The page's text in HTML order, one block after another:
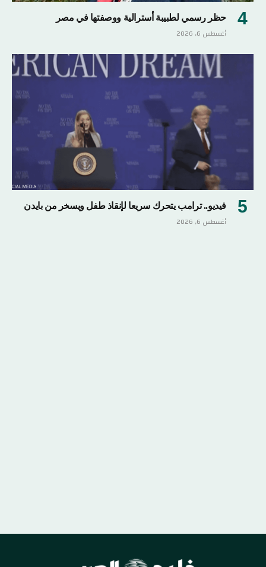
حظر رسمي لطبيبة أسترالية ووصفتها في مصر
أغسطس 6, 2026
فيديو.. ترامب يتحرك سريعا لإنقاذ طفل ويسخر من بايدن
أغسطس 6, 2026